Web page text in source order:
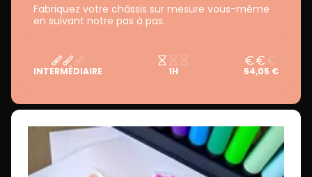
Fabriquez votre châssis sur mesure vous-même
en suivant notre pas à pas.
INTERMÉDIAIRE 1H 54,05 €